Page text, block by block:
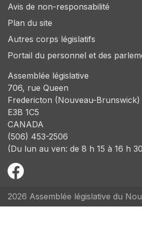
Avis de non-responsabilité
Plan du site
Autres corps législatifs
Portail du personnel et des
Assemblée législative
706, rue Queen
Fredericton (Nouveau-Brunswick)
E3B 1C5
CANADA
(506) 453-2506
(Du lun au ven: de 8 h 15 à 16 h
2026 Assemblée législative du